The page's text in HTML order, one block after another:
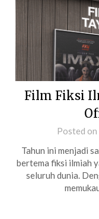
Film Fiksi
Posted on
Tahun ini menjadi
bertema fiksi ilmiah
seluruh dunia.